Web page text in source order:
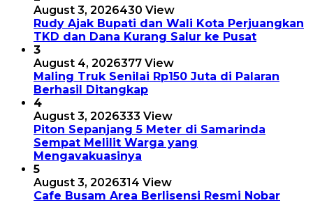
August 3, 2026430 View
Rudy Ajak Bupati dan Wali Kota Perjuangkan
TKD dan Dana Kurang Salur ke Pusat
3
August 4, 2026377 View
Maling Truk Senilai Rp150 Juta di Palaran
Berhasil Ditangkap
4
August 3, 2026333 View
Piton Sepanjang 5 Meter di Samarinda
Sempat Melilit Warga yang
Mengavakuasinya
5
August 3, 2026314 View
Cafe Busam Area Berlisensi Resmi Nobar